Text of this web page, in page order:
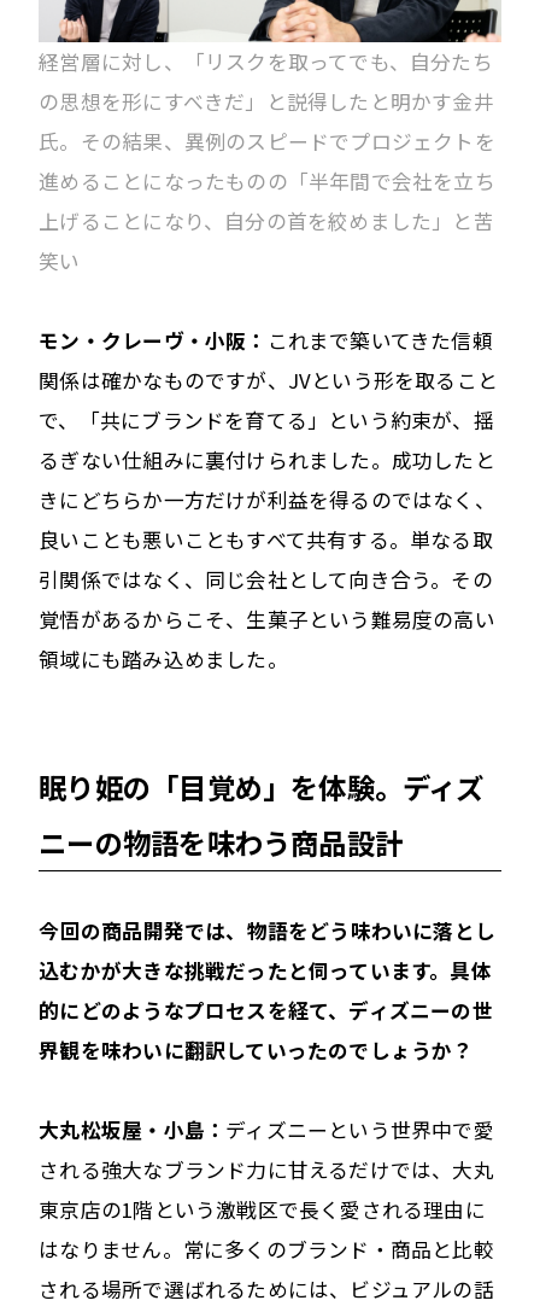
経営層に対し、「リスクを取ってでも、自分たち
の思想を形にすべきだ」と説得したと明かす金井
氏。その結果、異例のスピードでプロジェクトを
進めることになったものの「半年間で会社を立ち
上げることになり、自分の首を絞めました」と苦
笑い
モン・クレーヴ・小阪： これまで築いてきた信頼
関係は確かなものですが、JVという形を取ること
で、「共にブランドを育てる」という約束が、揺
るぎない仕組みに裏付けられました。成功したと
きにどちらか一方だけが利益を得るのではなく、
良いことも悪いこともすべて共有する。単なる取
引関係ではなく、同じ会社として向き合う。その
覚悟があるからこそ、生菓子という難易度の高い
領域にも踏み込めました。
眠り姫の「目覚め」を体験。ディズ
ニーの物語を味わう商品設計
――今回の商品開発では、物語をどう味わいに落とし
込むかが大きな挑戦だったと伺っています。具体
的にどのようなプロセスを経て、ディズニーの世
界観を味わいに翻訳していったのでしょうか？
大丸松坂屋・小島： ディズニーという世界中で愛
される強大なブランド力に甘えるだけでは、大丸
東京店の1階という激戦区で長く愛される理由に
はなりません。常に多くのブランド・商品と比較
される場所で選ばれるためには、ビジュアルの話